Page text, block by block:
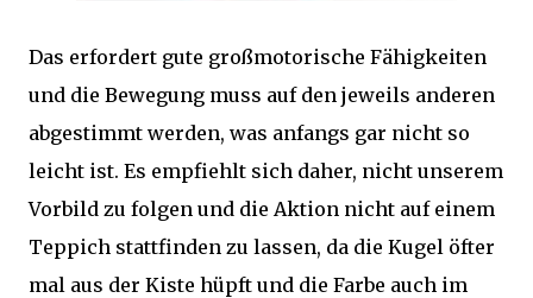
Das erfordert gute großmotorische Fähigkeiten
und die Bewegung muss auf den jeweils anderen
abgestimmt werden, was anfangs gar nicht so
leicht ist. Es empfiehlt sich daher, nicht unserem
Vorbild zu folgen und die Aktion nicht auf einem
Teppich stattfinden zu lassen, da die Kugel öfter
mal aus der Kiste hüpft und die Farbe auch im